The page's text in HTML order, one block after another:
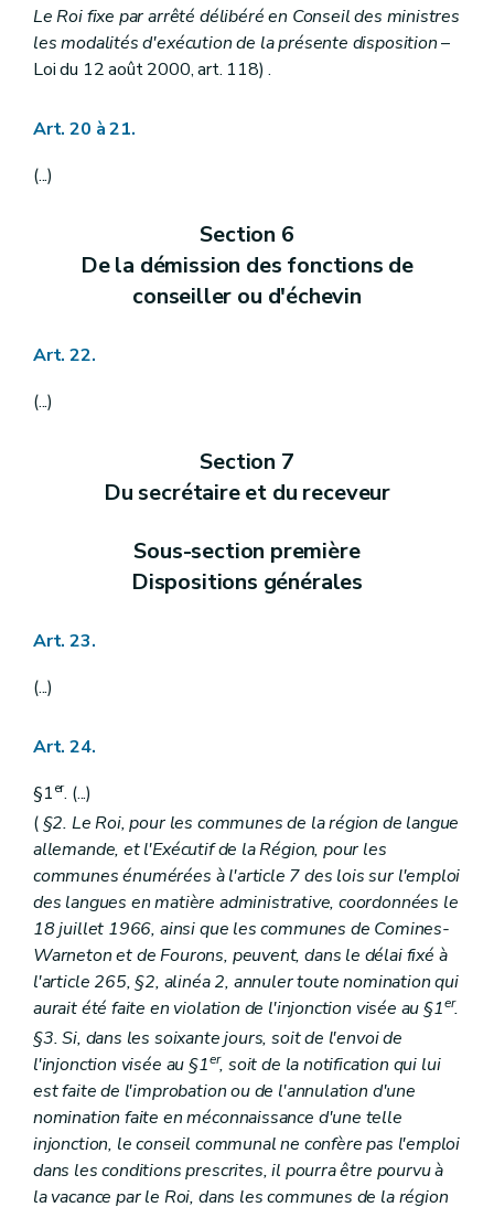
Chapitre VII De la suspension préventive
Art. 310 à 316
Chapitre VIII De la prescription de l'action disciplinaire
Art. 318 à 329
Art. 330 à 333
Chapitre II
Réunions, discussions et décisions des conseils de district
Art. 334 et 335
Chapitre III Réunions, délibérations et décisions du bureau
Art. 337 et 338
Le Roi fixe par arrêté délibéré en Conseil des ministres
les modalités d'exécution de la présente disposition–
Loi du 12 août 2000, art. 118) .
Art. 20 à 21.
(...)
Section 6
De la démission des fonctions de
conseiller ou d'échevin
Art. 22.
(...)
Section 7
Du secrétaire et du receveur
Sous-section première
Dispositions générales
Art. 23.
(...)
Art. 24.
§1er. (...)
( §2. Le Roi, pour les communes de la région de langue
allemande, et l'Exécutif de la Région, pour les
communes énumérées à l'article 7 des lois sur l'emploi
des langues en matière administrative, coordonnées le
18 juillet 1966, ainsi que les communes de Comines-
Warneton et de Fourons, peuvent, dans le délai fixé à
l'article 265, §2, alinéa 2, annuler toute nomination qui
aurait été faite en violation de l'injonction visée au §1er.
§3. Si, dans les soixante jours, soit de l'envoi de
l'injonction visée au §1er, soit de la notification qui lui
est faite de l'improbation ou de l'annulation d'une
nomination faite en méconnaissance d'une telle
injonction, le conseil communal ne confère pas l'emploi
dans les conditions prescrites, il pourra être pourvu à
la vacance par le Roi, dans les communes de la région